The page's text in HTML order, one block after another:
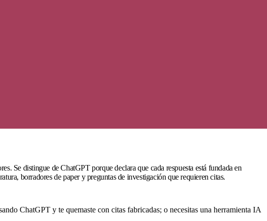
Se distingue de ChatGPT porque declara que cada respuesta está fundada en
borradores de paper y preguntas de investigación que requieren citas.
ChatGPT y te quemaste con citas fabricadas; o necesitas una herramienta IA